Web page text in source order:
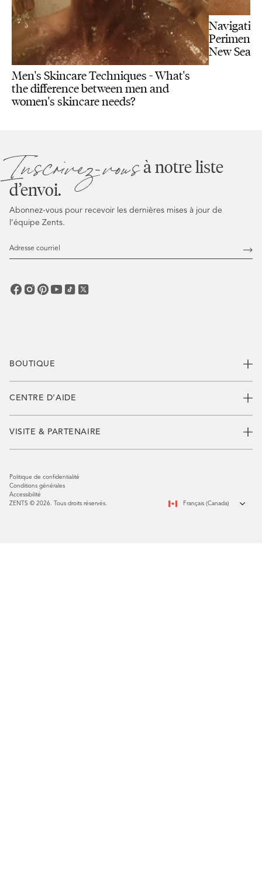
Men's Skincare Techniques - What's
the difference between men and
women's skincare needs?
New
BOUTIQUE
CENTRE D’AIDE
VISITE & PARTENAIRE
Inscrivez-vousà notre liste
d’envoi.
Abonnez-vous pour recevoir les dernières mises à jour de
l’équipe Zents.
Adresse
Français (Canada)
Politique de confidentialité
Conditions générales
Accessibilité
ZENTS © 2026. Tous droits réservés.